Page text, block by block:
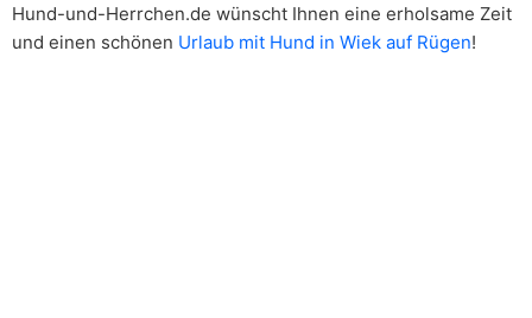
Hund-und-Herrchen.de wünscht Ihnen eine erholsame Zeit
und einen schönen Urlaub mit Hund in Wiek auf Rügen!